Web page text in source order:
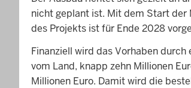
nicht geplant ist. Mit dem Start der
des Projekts ist für Ende 2028
Finanziell wird das Vorhaben
vom Land, knapp zehn Millionen
Millionen Euro. Damit wird die